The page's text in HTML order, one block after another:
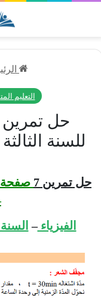
التعليم
للسنة
حل تمرين 7
الفيزياء–